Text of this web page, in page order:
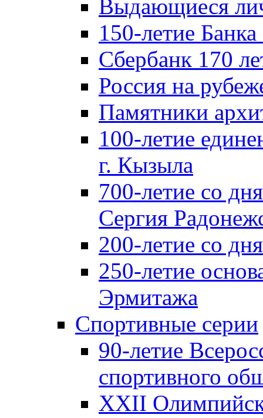
Выдающиеся
150-летие
Сбербанк 170
Россия на
Памятники
100-летие
г. Кызыла
700-летие со
Сергия
200-летие со
250-летие
Эрмитажа
Спортивные серии
90-летие
спортивного
XXII